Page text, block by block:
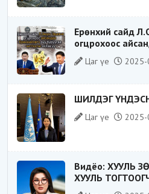
Ерөнхий сайд
огцрохоос
буруугаа
Цаг үе 2025-
ШИЛДЭГ
Цаг үе 2025-
Видёо: ХУУЛЬ
ХУУЛЬ